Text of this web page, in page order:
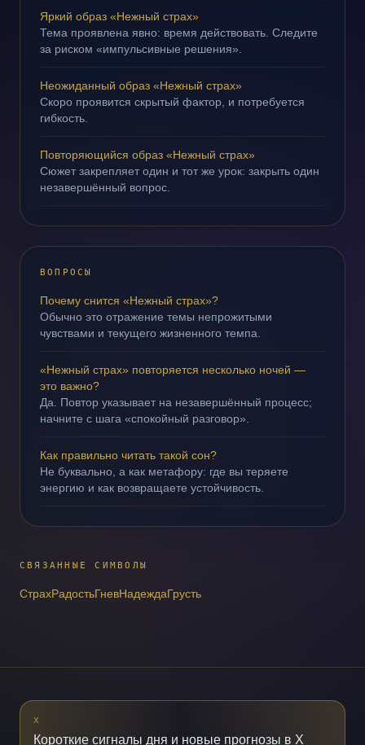
Яркий образ «Нежный страх»
Тема проявлена явно: время действовать. Следите
за риском «импульсивные решения».
Неожиданный образ «Нежный страх»
Скоро проявится скрытый фактор, и потребуется
гибкость.
Повторяющийся образ «Нежный страх»
Сюжет закрепляет один и тот же урок: закрыть один
незавершённый вопрос.
ВОПРОСЫ
Почему снится «Нежный страх»?
Обычно это отражение темы непрожитыми
чувствами и текущего жизненного темпа.
«Нежный страх» повторяется несколько ночей —
это важно?
Да. Повтор указывает на незавершённый процесс;
начните с шага «спокойный разговор».
Как правильно читать такой сон?
Не буквально, а как метафору: где вы теряете
энергию и как возвращаете устойчивость.
СВЯЗАННЫЕ СИМВОЛЫ
СтрахРадостьГневНадеждаГрусть
X
Короткие сигналы дня и новые прогнозы в X